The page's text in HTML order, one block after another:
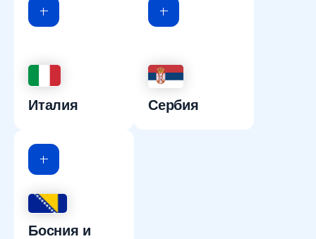
Италия Сербия
Босния и